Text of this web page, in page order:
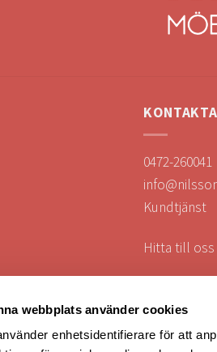
webbplats använder cookies
enhetsidentifierare för att
0472-260041
Kundtjänst
Hitta till oss
FÖLJ OSS